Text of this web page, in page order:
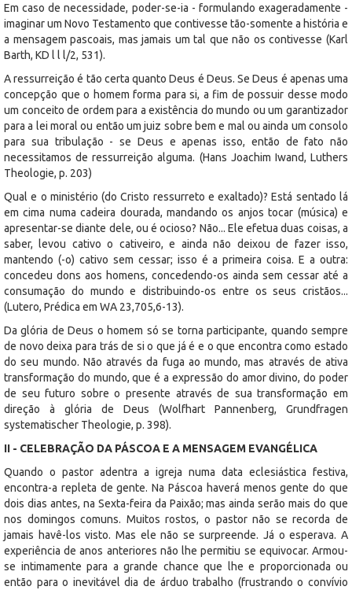
Em caso de necessidade, poder-se-ia - formulando exageradamente -
imaginar um Novo Testamento que contivesse tão-somente a história e
a mensagem pascoais, mas jamais um tal que não os contivesse (Karl
Barth, KD l l l/2, 531).
A ressurreição é tão certa quanto Deus é Deus. Se Deus é apenas uma
concepção que o homem forma para si, a fim de possuir desse modo
um conceito de ordem para a existência do mundo ou um garantizador
para a lei moral ou então um juiz sobre bem e mal ou ainda um consolo
para sua tribulação - se Deus e apenas isso, então de fato não
necessitamos de ressurreição alguma. (Hans Joachim Iwand, Luthers
Theologie, p. 203)
Qual e o ministério (do Cristo ressurreto e exaltado)? Está sentado lá
em cima numa cadeira dourada, mandando os anjos tocar (música) e
apresentar-se diante dele, ou é ocioso? Não... Ele efetua duas coisas, a
saber, levou cativo o cativeiro, e ainda não deixou de fazer isso,
mantendo (-o) cativo sem cessar; isso é a primeira coisa. E a outra:
concedeu dons aos homens, concedendo-os ainda sem cessar até a
consumação do mundo e distribuindo-os entre os seus cristãos...
(Lutero, Prédica em WA 23,705,6-13).
Da glória de Deus o homem só se torna participante, quando sempre
de novo deixa para trás de si o que já é e o que encontra como estado
do seu mundo. Não através da fuga ao mundo, mas através de ativa
transformação do mundo, que é a expressão do amor divino, do poder
de seu futuro sobre o presente através de sua transformação em
direção à glória de Deus (Wolfhart Pannenberg, Grundfragen
systematischer Theologie, p. 398).
II - CELEBRAÇÃO DA PÁSCOA E A MENSAGEM EVANGÉLICA
Quando o pastor adentra a igreja numa data eclesiástica festiva,
encontra-a repleta de gente. Na Páscoa haverá menos gente do que
dois dias antes, na Sexta-feira da Paixão; mas ainda serão mais do que
nos domingos comuns. Muitos rostos, o pastor não se recorda de
jamais havê-los visto. Mas ele não se surpreende. Já o esperava. A
experiência de anos anteriores não lhe permitiu se equivocar. Armou-
se intimamente para a grande chance que lhe e proporcionada ou
então para o inevitável dia de árduo trabalho (frustrando o convívio